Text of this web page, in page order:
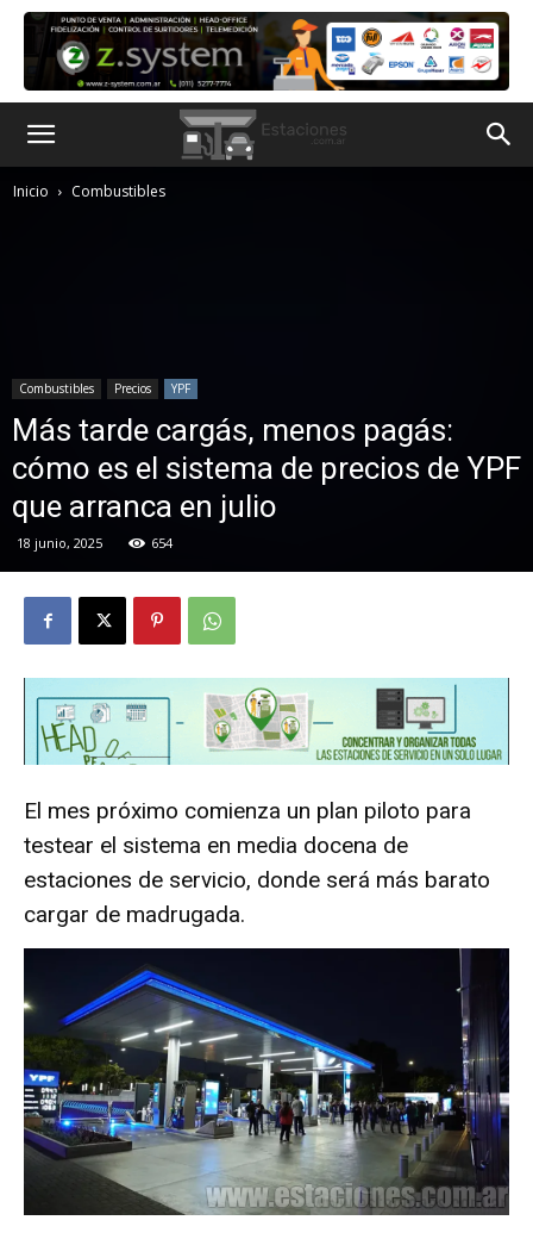
Inicio Combustibles
Combustibles Precios YPF
Más tarde cargás, menos pagás:
cómo es el sistema de precios de YPF
que arranca en julio
18 junio, 2025 654
El mes próximo comienza un plan piloto para
testear el sistema en media docena de
estaciones de servicio, donde será más barato
cargar de madrugada.